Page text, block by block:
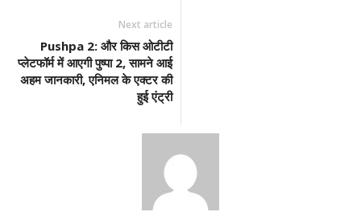
Next article
Pushpa 2: और किस ओटीटी
प्लेटफॉर्म में आएगी पुष्पा 2, सामने आई
अहम जानकारी, एनिमल के एक्टर की
हुई एंट्री